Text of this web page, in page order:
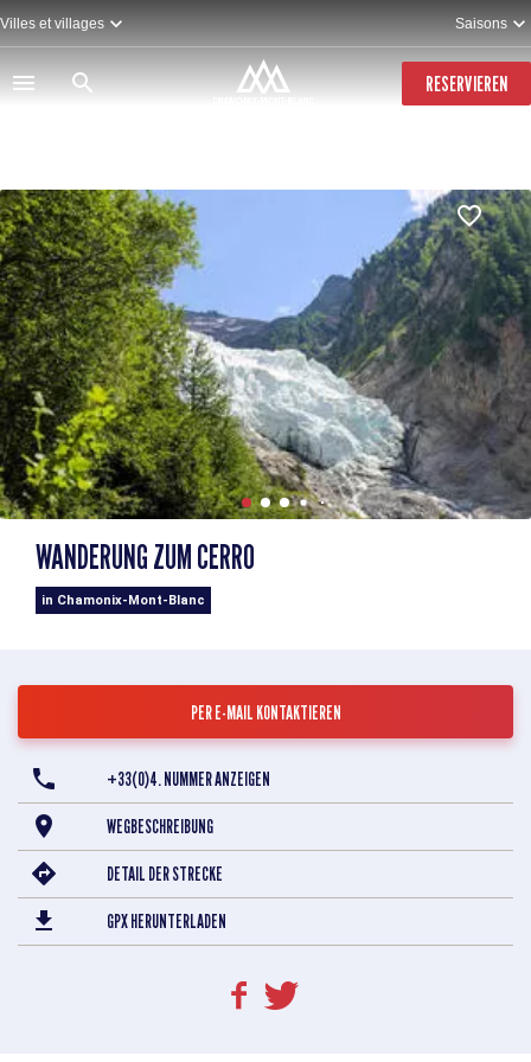
Direkt
zum
Inhalt
Villes et villages Saisons
RESERVIEREN
WANDERUNG ZUM CERRO
in Chamonix-Mont-Blanc
PER E-MAIL KONTAKTIEREN
+33(0)4. NUMMER ANZEIGEN
WEGBESCHREIBUNG
DETAIL DER STRECKE
GPX HERUNTERLADEN